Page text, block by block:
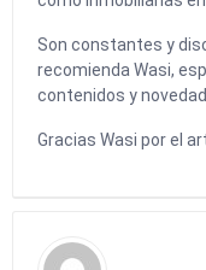
Son constantes y
recomienda Wasi,
contenidos y
Gracias Wasi por el